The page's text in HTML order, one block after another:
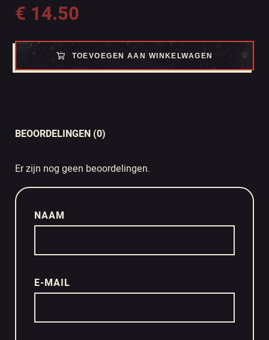
€ 14.50
TOEVOEGEN AAN WINKELWAGEN
BEOORDELINGEN (0)
Er zijn nog geen beoordelingen.
NAAM
E-MAIL